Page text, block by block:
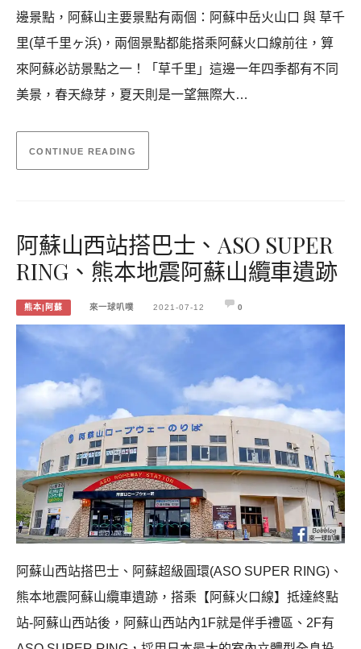
邊景點，阿蘇山主要景點有兩個：阿蘇中岳火山口 與 草千
里(草千里ヶ浜)，兩個景點都能搭乘阿蘇火口線前往，算
來阿蘇必訪景點之一！「草千里」這邊一年四季都有不同
美景，春天綠芽，夏天則是一望無際大…
CONTINUE READING
阿蘇山西站搭巴士、ASO SUPER
RING、熊本地震阿蘇山纜車遺跡
熊本|阿蘇 來一球叭噗 2021-07-12 0
阿蘇山西站搭巴士、阿蘇超級圓環(ASO SUPER RING)、
熊本地震阿蘇山纜車遺跡，搭乘【阿蘇火口線】抵達終點
站-阿蘇山西站後，阿蘇山西站內1F就是伴手禮區、2F有